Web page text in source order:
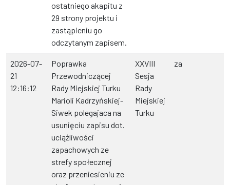
ostatniego akapitu z
29 strony projektu i
zastąpieniu go
odczytanym zapisem.
2026-07-
21
12:16:12
Poprawka
Przewodniczącej
Rady Miejskiej Turku
Marioli Kadrzyńskiej-
Siwek polegajaca na
usunięciu zapisu dot.
uciążliwości
zapachowych ze
strefy społecznej
oraz przeniesieniu ze
XXVIII
Sesja
Rady
Miejskiej
Turku
za